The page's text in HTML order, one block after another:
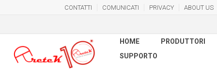
CONTATTI COMUNICATI PRIVACY ABOUT US
HOME PRODUTTORI
SUPPORTO